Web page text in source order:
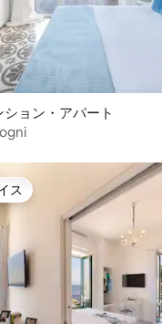
ョン・アパート
チョイスです。
ス